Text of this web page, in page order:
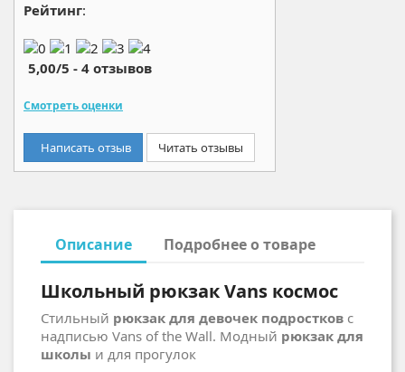
Рейтинг:
5,00/5 - 4 отзывов
Смотреть оценки
Написать отзыв Читать отзывы
Описание Подробнее о товаре
Школьный рюкзак Vans космос
Стильный рюкзак для девочек подростков с
надписью Vans of the Wall. Модный рюкзак для
школы и для прогулок